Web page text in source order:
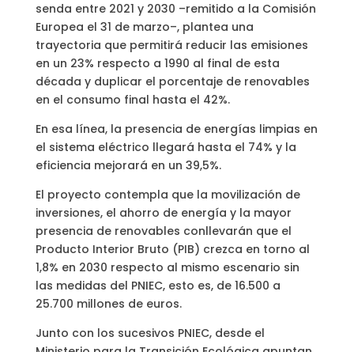
senda entre 2021 y 2030 –remitido a la Comisión
Europea el 31 de marzo–, plantea una
trayectoria que permitirá reducir las emisiones
en un 23% respecto a 1990 al final de esta
década y duplicar el porcentaje de renovables
en el consumo final hasta el 42%.
En esa línea, la presencia de energías limpias en
el sistema eléctrico llegará hasta el 74% y la
eficiencia mejorará en un 39,5%.
El proyecto contempla que la movilización de
inversiones, el ahorro de energía y la mayor
presencia de renovables conllevarán que el
Producto Interior Bruto (PIB) crezca en torno al
1,8% en 2030 respecto al mismo escenario sin
las medidas del PNIEC, esto es, de 16.500 a
25.700 millones de euros.
Junto con los sucesivos PNIEC, desde el